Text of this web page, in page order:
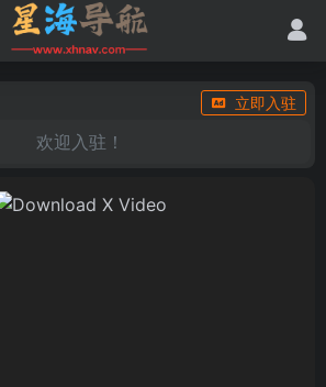
立即入驻
欢迎入驻！